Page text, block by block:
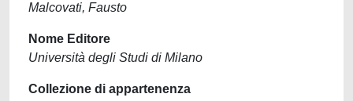
Malcovati, Fausto
Nome Editore
Università degli Studi di Milano
Collezione di appartenenza